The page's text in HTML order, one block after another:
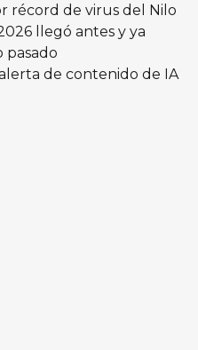
récord de virus del Nilo
llegó antes y ya
pasado
de contenido de IA